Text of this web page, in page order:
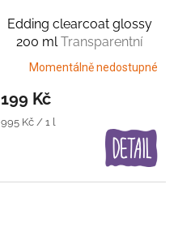
Edding clearcoat glossy
200 mlTransparentní
lesklý lak
Momentálně nedostupné
199 Kč
Měrná
995 Kč / 1 l